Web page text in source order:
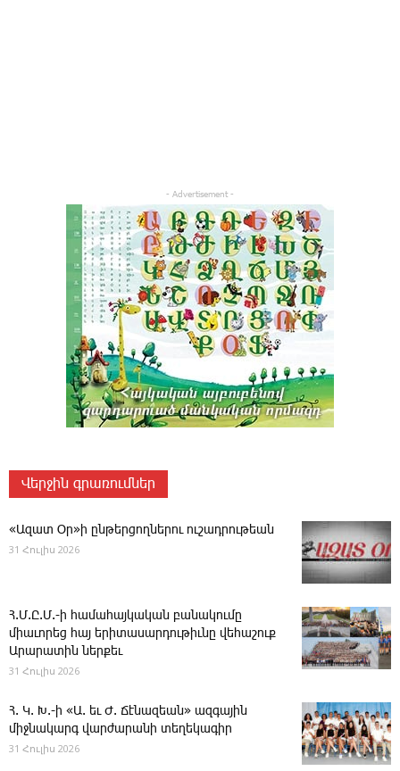
- Advertisement -
Վերջին գրառումներ
«Ազատ Օր»ի ընթերցողներու ուշադրութեան
31 Հուլիս 2026
Հ.Մ.Ը.Մ.-ի համահայկական բանակումը
միաւորեց հայ երիտասարդութիւնը վեհաշուք
Արարատին ներքեւ
31 Հուլիս 2026
Հ. Կ. Խ.-ի «Ա. եւ Ժ. ­Ճէնազեան» ազգային
միջնակարգ վարժարանի տեղեկագիր
31 Հուլիս 2026